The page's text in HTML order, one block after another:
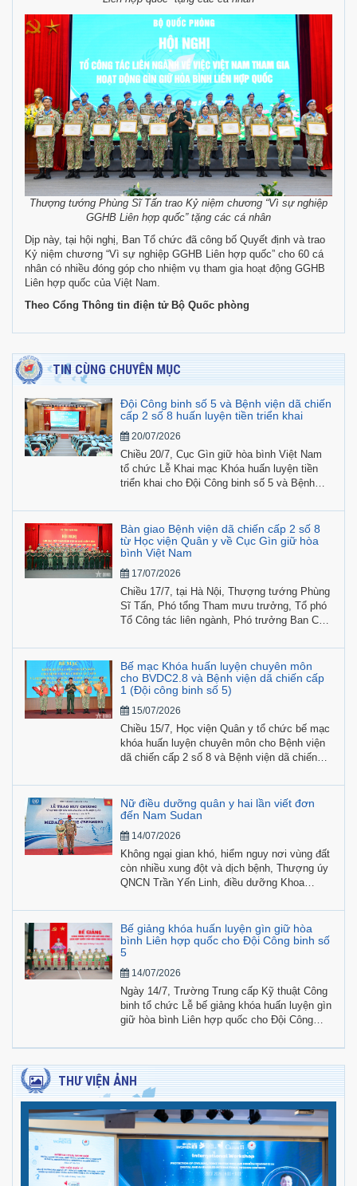
Thượng tướng Phùng Sĩ Tấn trao Kỷ niệm chương “Vì sự nghiệp
GGHB Liên hợp quốc” tặng các cá nhân
Dịp này, tại hội nghị, Ban Tổ chức đã công bố Quyết định và trao
Kỷ niệm chương “Vì sự nghiệp GGHB Liên hợp quốc” cho 60 cá
nhân có nhiều đóng góp cho nhiệm vụ tham gia hoạt động GGHB
Liên hợp quốc của Việt Nam.
Theo Cổng Thông tin điện tử Bộ Quốc phòng
TIN CÙNG CHUYÊN MỤC
Đội Công binh số 5 và Bệnh viện dã chiến
cấp 2 số 8 huấn luyện tiền triển khai
20/07/2026
Chiều 20/7, Cục Gìn giữ hòa bình Việt Nam
tổ chức Lễ Khai mạc Khóa huấn luyện tiền
triển khai cho Đội Công binh số 5 và Bệnh
gìn giữ hòa bình Liên hợp quốc năm 2026.
Bàn giao Bệnh viện dã chiến cấp 2 số 8
từ Học viện Quân y về Cục Gìn giữ hòa
bình Việt Nam
17/07/2026
Chiều 17/7, tại Hà Nội, Thượng tướng Phùng
Sĩ Tấn, Phó tổng Tham mưu trưởng, Tổ phó
Tổ Công tác liên ngành, Phó trưởng Ban Chỉ
gia hoạt động gìn giữ hòa bình Liên hợp quốc
chủ trì hội nghị bàn giao nguyên trạng Bệnh
viện dã chiến cấp 2 số 8 từ Học viện Quân y
về Cục Gìn giữ hòa bình Việt Nam.
Bế mạc Khóa huấn luyện chuyên môn
cho BVDC2.8 và Bệnh viện dã chiến cấp
1 (Đội công binh số 5)
15/07/2026
Chiều 15/7, Học viện Quân y tổ chức bế mạc
khóa huấn luyện chuyên môn cho Bệnh viện
dã chiến cấp 2 số 8 và Bệnh viện dã chiến
động gìn giữ hòa bình Liên hợp quốc.
Nữ điều dưỡng quân y hai lần viết đơn
đến Nam Sudan
14/07/2026
Không ngại gian khó, hiểm nguy nơi vùng đất
còn nhiều xung đột và dịch bệnh, Thượng úy
QNCN Trần Yến Linh, điều dưỡng Khoa
(Quân khu 9), hai lần viết đơn tình nguyện
tham gia lực lượng Phái bộ Gìn giữ hòa bình
Liên hợp quốc.
Bế giảng khóa huấn luyện gìn giữ hòa
bình Liên hợp quốc cho Đội Công binh số
5
14/07/2026
Ngày 14/7, Trường Trung cấp Kỹ thuật Công
binh tổ chức Lễ bế giảng khóa huấn luyện gìn
giữ hòa bình Liên hợp quốc cho Đội Công
THƯ VIỆN ẢNH